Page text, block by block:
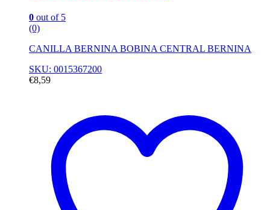
0 out of 5
(0)
CANILLA BERNINA BOBINA CENTRAL BERNINA
SKU: 0015367200
€8,59